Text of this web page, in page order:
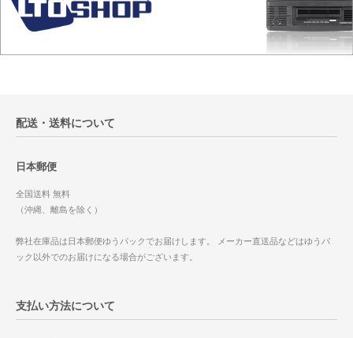
配送・送料について
日本郵便
全国送料 無料
（沖縄、離島を除く）
弊社在庫品は日本郵便ゆうパックでお届けします。 メーカー直送品などはゆうパ
ック以外でのお届けになる場合がございます。
支払い方法について